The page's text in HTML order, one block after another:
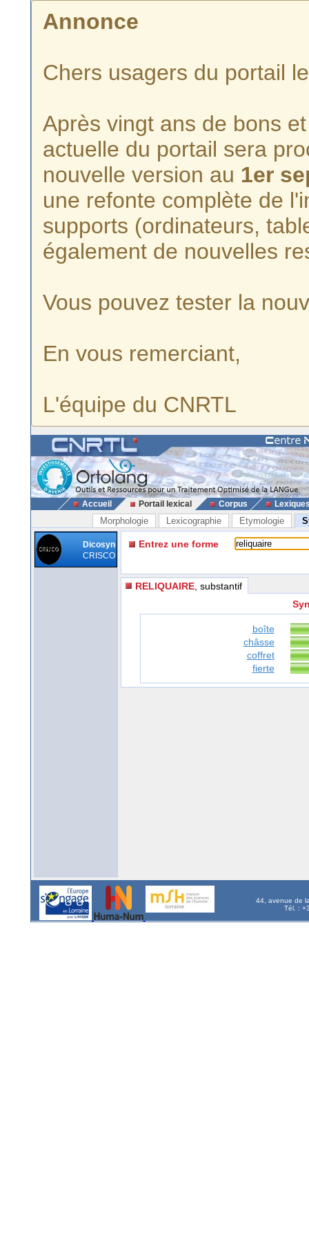
Annonce
Chers usagers du portail
Après vingt ans de bons
actuelle du portail sera
nouvelle version au 1er
une refonte complète de
supports (ordinateurs,
également de nouvelles
Vous pouvez tester la
En vous remerciant,
L'équipe du CNRTL
Accueil Portail lexical Corpus
Morphologie Lexicographie Etymologie
Dicosyn
CRISCO
Entrez une forme
RELIQUAIRE , substantif
boîte
châsse
coffret
fierte
44, avenue de
Tél. :